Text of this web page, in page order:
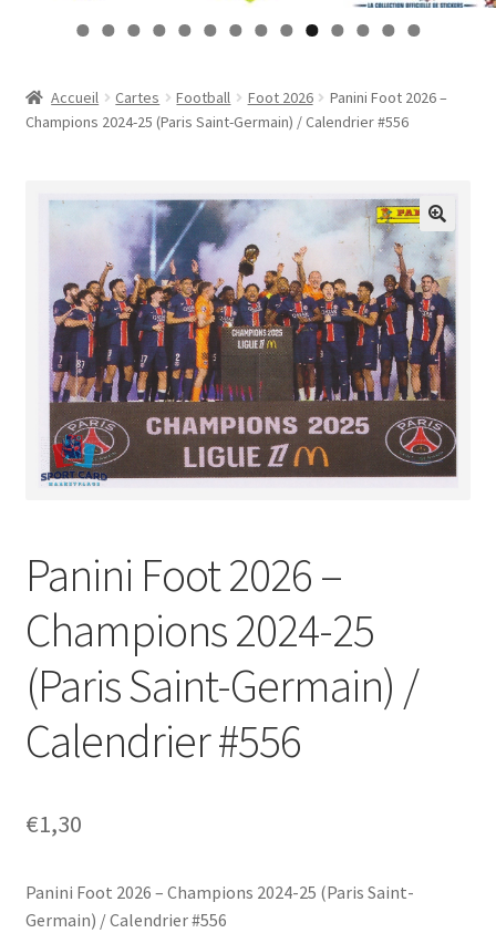
Contact
Mon compte
Panier
Validation de la commande
0 1 2 3 4
Accueil Cartes Football Foot 2026
Panini Foot 2026 –
Champions 2024-25 (Paris Saint-Germain) / Calendrier #556
Panini Foot 2026 –
Champions 2024-25
(Paris Saint-Germain) /
Calendrier #556
€1,30
Panini Foot 2026 – Champions 2024-25 (Paris Saint-
Germain) / Calendrier #556